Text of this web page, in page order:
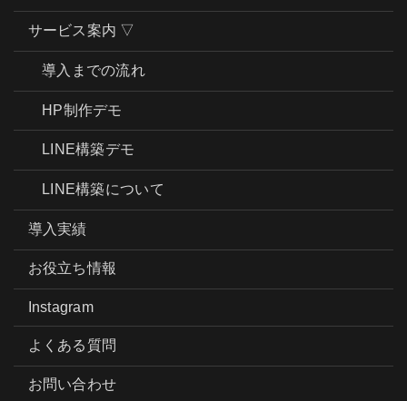
サービス案内 ▽
導入までの流れ
HP制作デモ
LINE構築デモ
LINE構築について
導入実績
お役立ち情報
Instagram
よくある質問
お問い合わせ